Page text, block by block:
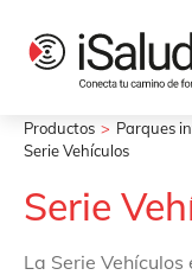
Productos Parques
Serie Vehículos
Serie
La Serie